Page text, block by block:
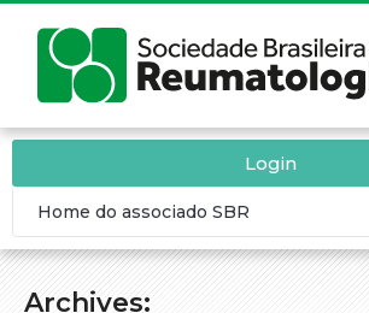
Archives:
Login
Home do associado SBR